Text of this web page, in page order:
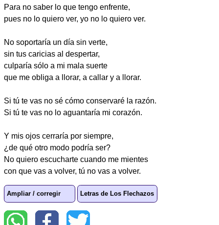
Para no saber lo que tengo enfrente,
pues no lo quiero ver, yo no lo quiero ver.
No soportaría un día sin verte,
sin tus caricias al despertar,
culparía sólo a mi mala suerte
que me obliga a llorar, a callar y a llorar.
Si tú te vas no sé cómo conservaré la razón.
Si tú te vas no lo aguantaría mi corazón.
Y mis ojos cerraría por siempre,
¿de qué otro modo podría ser?
No quiero escucharte cuando me mientes
con que vas a volver, tú no vas a volver.
Ampliar / corregir Letras de Los Flechazos